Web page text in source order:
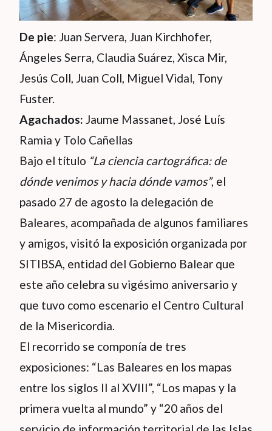
De pie: Juan Servera, Juan Kirchhofer,
Ángeles Serra, Claudia Suárez, Xisca Mir,
Jesús Coll, Juan Coll, Miguel Vidal, Tony
Fuster.
Agachados: Jaume Massanet, José Luís
Ramia y Tolo Cañellas
Bajo el título “La ciencia cartográfica: de
dónde venimos y hacia dónde vamos”, el
pasado 27 de agosto la delegación de
Baleares, acompañada de algunos familiares
y amigos, visitó la exposición organizada por
SITIBSA, entidad del Gobierno Balear que
este año celebra su vigésimo aniversario y
que tuvo como escenario el Centro Cultural
de la Misericordia.
El recorrido se componía de tres
exposiciones: “Las Baleares en los mapas
entre los siglos II al XVIII”, “Los mapas y la
primera vuelta al mundo” y “20 años del